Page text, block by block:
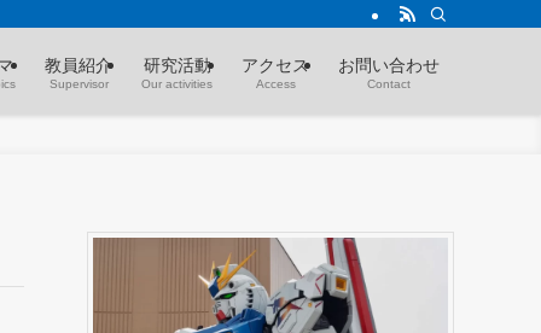
教員紹介
Supervisor
研究活動
Our activities
アクセス
Access
お問い合わせ
Contact